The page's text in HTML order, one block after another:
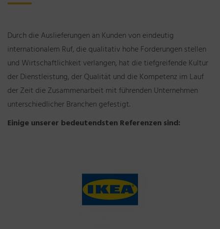
Durch die Auslieferungen an Kunden von eindeutig
internationalem Ruf, die qualitativ hohe Forderungen stellen
und Wirtschaftlichkeit verlangen, hat die tiefgreifende Kultur
der Dienstleistung, derQualität und die Kompetenz im Lauf
der Zeit die Zusammenarbeit mit führenden Unternehmen
unterschiedlicher Branchen gefestigt.
Einige unserer bedeutendsten Referenzen sind: